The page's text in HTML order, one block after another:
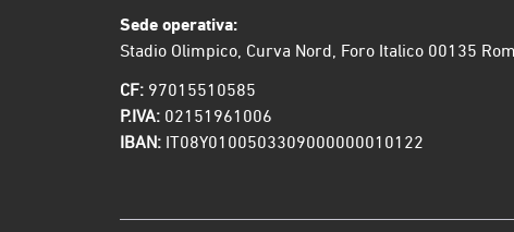
Sede operativa:
Stadio Olimpico, Curva Nord, Foro Italico 00135
CF: 97015510585
P.IVA: 02151961006
IBAN: IT08Y0100503309000000010122